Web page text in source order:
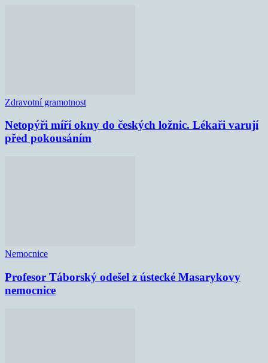
Zdravotní gramotnost
Netopýři míří okny do českých ložnic. Lékaři varují
před pokousáním
Nemocnice
Profesor Táborský odešel z ústecké Masarykovy
nemocnice